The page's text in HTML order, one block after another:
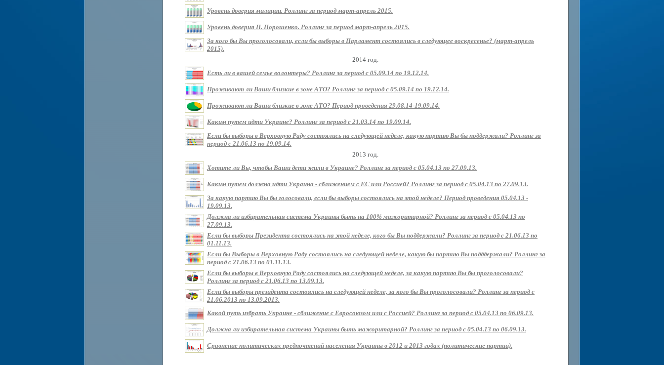
Уровень доверия милиции. Роллинг за период март-апрель 2015.
Уровень доверия П. Порошенко. Роллинг за период март-апрель 2015.
За кого бы Вы проголосовали, если бы выборы в Парламент состоялись в следующее воскресенье? (март-апрель
2015).
2014 год.
Есть ли в вашей семье волонтеры? Роллинг за период с 05.09.14 по 19.12.14.
Проживают ли Ваши близкие в зоне АТО? Роллинг за период с 05.09.14 по 19.12.14.
Проживают ли Ваши близкие в зоне АТО? Период проведения 29.08.14-19.09.14.
Каким путем идти Украине? Роллинг за период с 21.03.14 по 19.09.14.
Если бы выборы в Верховную Раду состоялись на следующей неделе, какую партию Вы бы поддержали? Роллинг за
период с 21.06.13 по 19.09.14.
2013 год.
Хотите ли Вы, чтобы Ваши дети жили в Украине? Роллинг за период с 05.04.13 по 27.09.13.
Каким путем должна идти Украина - сближением с ЕС или Россией? Роллинг за период с 05.04.13 по 27.09.13.
За какую партию Вы бы голосовали, если бы выборы состоялись на этой неделе? Период проведения 05.04.13 -
19.09.13.
Должна ли избирательная система Украины быть на 100% мажоритарной? Роллинг за период с 05.04.13 по
27.09.13.
Если бы выборы Президента состоялись на этой неделе, кого бы Вы поддержали? Роллинг за период с 21.06.13 по
01.11.13.
Если бы Выборы в Верховную Раду состоялись на следующей неделе, какую бы партию Вы подддержали? Роллинг за
период с 21.06.13 по 01.11.13.
Если бы выборы в Верховную Раду состоялись на следующей неделе, за какую партию Вы бы проголосовали?
Роллинг за период с 21.06.13 по 13.09.13.
Если бы выборы президента состоялись на следующей неделе, за кого бы Вы проголосовали? Роллинг за период с
21.06.2013 по 13.09.2013.
Какой путь избрать Украине - сближение с Евросоюзом или с Россией? Роллинг за период с 05.04.13 по 06.09.13.
Должна ли избирательная система Украины быть мажоритарной? Роллинг за период с 05.04.13 по 06.09.13.
Сравнение политических предпочтений населения Украины в 2012 и 2013 годах (политические партии).